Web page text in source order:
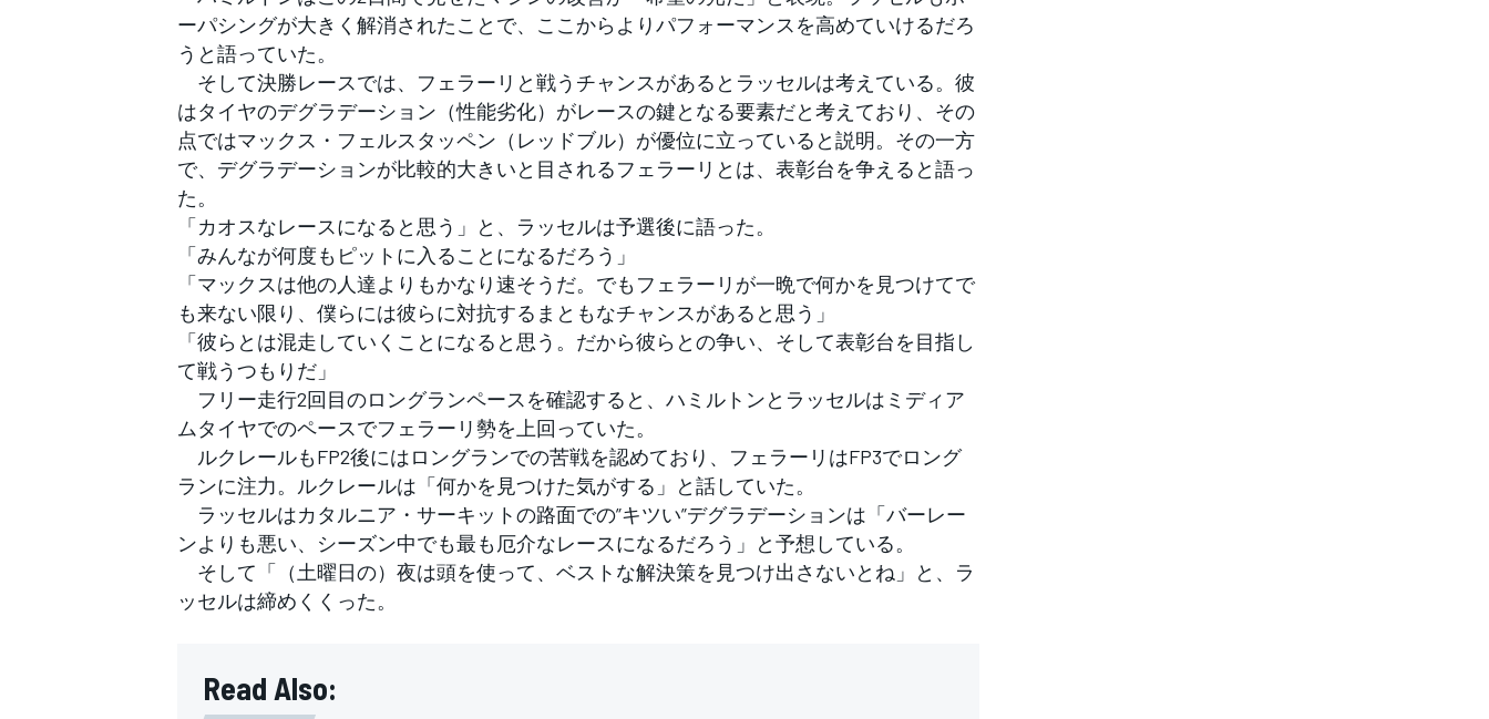
ーパシングが大きく解消されたことで、ここからよりパフォーマンスを高めていけるだろ
うと語っていた。
そして決勝レースでは、フェラーリと戦うチャンスがあるとラッセルは考えている。彼
はタイヤのデグラデーション（性能劣化）がレースの鍵となる要素だと考えており、その
点ではマックス・フェルスタッペン（レッドブル）が優位に立っていると説明。その一方
で、デグラデーションが比較的大きいと目されるフェラーリとは、表彰台を争えると語っ
た。
「カオスなレースになると思う」と、ラッセルは予選後に語った。
「みんなが何度もピットに入ることになるだろう」
「マックスは他の人達よりもかなり速そうだ。でもフェラーリが一晩で何かを見つけてで
も来ない限り、僕らには彼らに対抗するまともなチャンスがあると思う」
「彼らとは混走していくことになると思う。だから彼らとの争い、そして表彰台を目指し
て戦うつもりだ」
フリー走行2回目のロングランペースを確認すると、ハミルトンとラッセルはミディア
ムタイヤでのペースでフェラーリ勢を上回っていた。
ルクレールもFP2後にはロングランでの苦戦を認めており、フェラーリはFP3でロング
ランに注力。ルクレールは「何かを見つけた気がする」と話していた。
ラッセルはカタルニア・サーキットの路面での”キツい”デグラデーションは「バーレー
ンよりも悪い、シーズン中でも最も厄介なレースになるだろう」と予想している。
そして「（土曜日の）夜は頭を使って、ベストな解決策を見つけ出さないとね」と、ラ
ッセルは締めくくった。
Read Also: